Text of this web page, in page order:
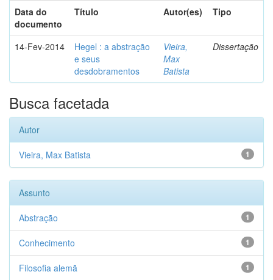
Data do
documento
Título Autor(es) Tipo
14-Fev-2014
Hegel : a abstração
e seus
desdobramentos
Vieira,
Max
Batista
Dissertação
Busca facetada
Autor
1
Vieira, Max Batista
Assunto
1
Abstração
1
Conhecimento
1
Filosofia alemã